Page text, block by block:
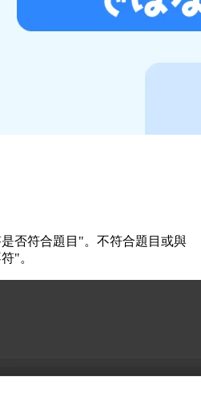
否符合題目"。不符合題目或與
"。